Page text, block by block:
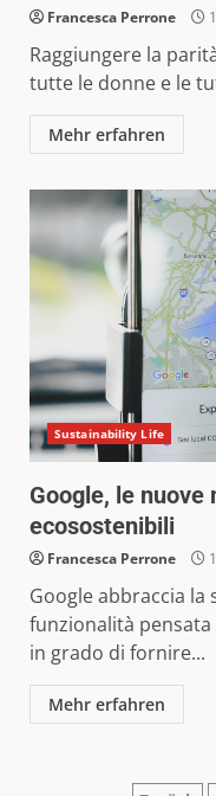
Francesca Perrone
Raggiungere la
tutte le donne e le
Mehr erfahren
Sustainability Life
Google, le
ecosostenibili
Francesca Perrone
Google abbraccia la
funzionalità pensata
in grado di fornire...
Mehr erfahren